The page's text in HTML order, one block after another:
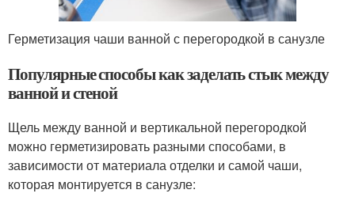
Герметизация чаши ванной с перегородкой в санузле
Популярные способы как заделать стык между
ванной и стеной
Щель между ванной и вертикальной перегородкой
можно герметизировать разными способами, в
зависимости от материала отделки и самой чаши,
которая монтируется в санузле: